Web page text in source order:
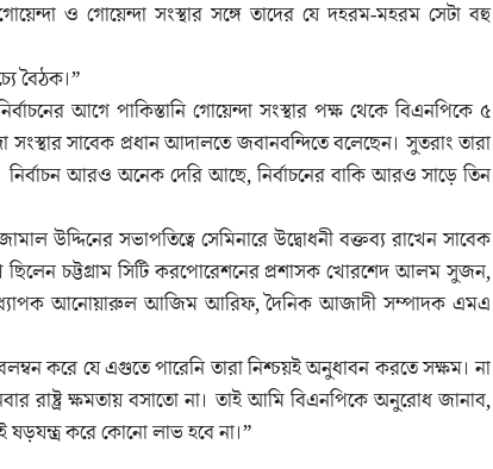
ও গোয়েন্দা সংস্থার সঙ্গে তাদের যে দহরম-মহরম সেটা বহু
বৈঠক।”
আগে পাকিস্তানি গোয়েন্দা সংস্থার পক্ষ থেকে বিএনপিকে ৫
সংস্থার সাবেক প্রধান আদালতে জবানবন্দিতে বলেছেন। সুতরাং তারা
নির্বাচন আরও অনেক দেরি আছে, নির্বাচনের বাকি আরও সাড়ে তিন
উদ্দিনের সভাপতিত্বে সেমিনারে উদ্বোধনী বক্তব্য রাখেন সাবেক
ছিলেন চট্টগ্রাম সিটি করপোরেশনের প্রশাসক খোরশেদ আলম সুজন,
অধ্যাপক আনোয়ারুল আজিম আরিফ, দৈনিক আজাদী সম্পাদক এমএ
করে যে এগুতে পারেনি তারা নিশ্চয়ই অনুধাবন করতে সক্ষম। না
রাষ্ট্র ক্ষমতায় বসাতো না। তাই আমি বিএনপিকে অনুরোধ জানাব,
ষড়যন্ত্র করে কোনো লাভ হবে না।”